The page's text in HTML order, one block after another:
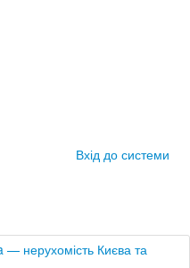
Вхід до системи